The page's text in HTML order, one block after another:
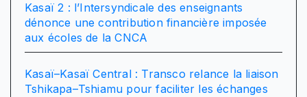
Kasaï 2 : l’Intersyndicale des enseignants
dénonce une contribution financière imposée
aux écoles de la CNCA
Kasaï–Kasaï Central : Transco relance la liaison
Tshikapa–Tshiamu pour faciliter les échanges